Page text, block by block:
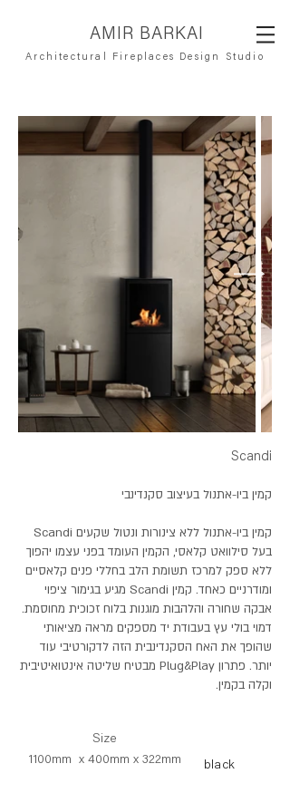
AMIR BARKAI
Architectural Fireplaces Design Studio
Scandi
קמין ביו-אתנול בעיצוב סקנדינבי
קמין ביו-אתנול ללא צינורות ונטול שקעים Scandi
בעל סילוואט קלאסי, הקמין העומד בפני עצמו יהפוך
ללא ספק למרכז תשומת הלב בחללי פנים קלאסיים
ומודרניים כאחד. קמין Scandi מגיע בגימור ציפוי
אבקה שחורה והלהבות מוגנות בלוח זכוכית מחוסמת.
דמוי בולי עץ בעבודת יד מספקים מראה מציאותי
שהופך את האח הסקנדינבית הזה לדקורטיבי עוד
יותר. פתרון Plug&Play מבטיח שליטה אינטואיטיבית
וקלה בקמין.
black
Size
1100mm x 400mm x 322mm